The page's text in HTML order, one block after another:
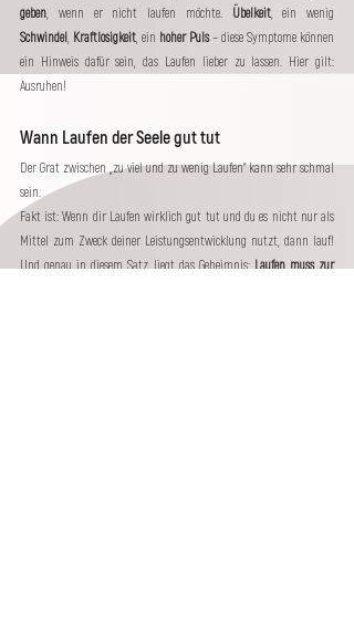
geben, wenn er nicht laufen möchte. Übelkeit
Schwindel, Kraftlosigkeit, ein hoher Puls – diese Symptome können
ein Hinweis dafür sein, das Laufen lieber zu lassen. Hier gilt:
Ausruhen!
Wann Laufen der Seele gut tut
Der Grat zwischen „zu viel und zu wenig Laufen“ kann sehr schmal
sein.
Fakt ist: Wenn dir Laufen wirklich gut tut und du es nicht nur als
Mittel zum Zweck deiner Leistungsentwicklung nutzt, dann lauf!
Und genau in diesem Satz liegt das Geheimnis: Laufen muss zur